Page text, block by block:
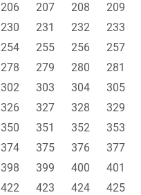
206 207 208 209
230 231 232 233
254 255 256 257
278 279 280 281
302 303 304 305
326 327 328 329
350 351 352 353
374 375 376 377
398 399 400 401
422 423 424 425